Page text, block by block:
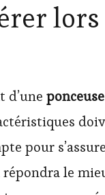
lors
d’une
pour
le